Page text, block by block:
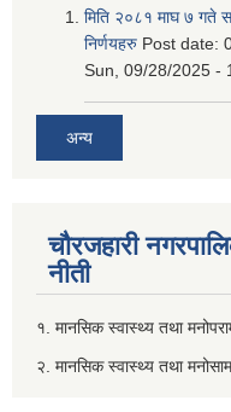
मिति २०८१ माघ ७ गते
निर्णयहरु Post date:
Sun, 09/28/2025 -
अन्य
चौरजहारी
नीती
१. मानसिक स्वास्थ्य तथा
२. मानसिक स्वास्थ्य तथा